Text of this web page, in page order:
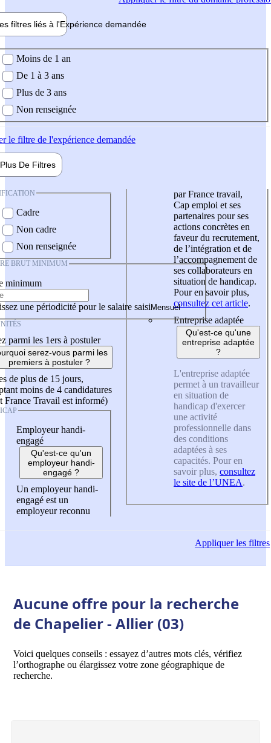
filtres liés à l'Expérience demandée
demandée
Moins de 1 an
De 1 à 3 ans
Plus de 3 ans
Non renseignée
le filtre de l'expérience demandée
Plus De Filtres
Cadre
Non cadre
Non renseignée
BRUT MINIMUM
minimum
une périodicité pour le salaire saisi
parmi les 1ers à postuler
serez-vous parmi les
premiers à postuler ?
de plus de 15 jours,
moins de 4 candidatures
France Travail est informé)
Employeur handi-
engagé
Qu'est-ce qu'un
employeur handi-
engagé ?
Un employeur handi-
engagé est un
employeur reconnu
par France travail,
Cap emploi et ses
partenaires pour ses
actions concrètes en
faveur du recrutement,
de l’intégration et de
l’accompagnement de
ses collaborateurs en
situation de handicap.
Pour en savoir plus,
consultez cet article.
Entreprise adaptée
Qu'est-ce qu'une
entreprise adaptée
?
L'entreprise adaptée
permet à un travailleur
en situation de
handicap d'exercer
une activité
professionnelle dans
des conditions
adaptées à ses
capacités. Pour en
savoir plus, consultez
le site de l’UNEA.
Appliquerles filtres
Aucune offre pour la recherche
de Chapelier - Allier (03)
Voici quelques conseils : essayez d’autres mots clés, vérifiez
l’orthographe ou élargissez votre zone géographique de
recherche.